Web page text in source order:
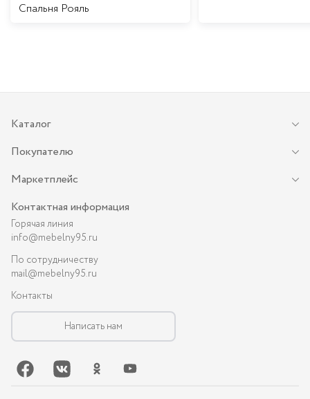
Спальня Рояль
Каталог
Покупателю
Маркетплейс
Контактная информация
Горячая линия
info@mebelny95.ru
По сотрудничеству
mail@mebelny95.ru
Контакты
Написать нам